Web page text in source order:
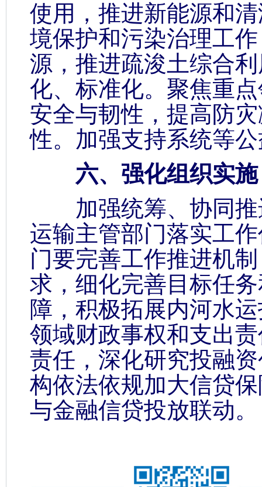
使用，推进新能源和
境保护和污染治理工
源，推进疏浚土综合
化、标准化。聚焦重
安全与韧性，提高防
性。加强支持系统等
六、强化组织实施
加强统筹、协同推
运输主管部门落实工
门要完善工作推进机
求，细化完善目标任
障，积极拓展内河水
领域财政事权和支出
责任，深化研究投融
构依法依规加大信贷
与金融信贷投放联动。